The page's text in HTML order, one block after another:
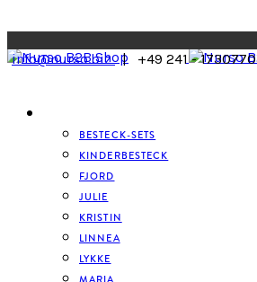
info@nurso.biz| +49 241 - 1730770
BESTECK-SETS
KINDERBESTECK
FJORD
JULIE
KRISTIN
LINNEA
LYKKE